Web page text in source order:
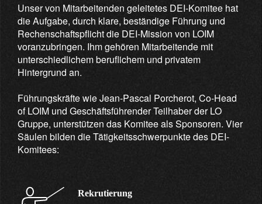
Unser von Mitarbeitenden geleitetes DEI-Komitee hat
die Aufgabe, durch klare, beständige Führung und
Rechenschaftspflicht die DEI-Mission von LOIM
voranzubringen. Ihm gehören Mitarbeitende mit
unterschiedlichem beruflichem und privatem
Hintergrund an.
Führungskräfte wie Jean-Pascal Porcherot, Co-Head
of LOIM und Geschäftsführender Teilhaber der LO
Gruppe, unterstützen das Komitee als Sponsoren. Vier
Säulen bilden die Tätigkeitsschwerpunkte des DEI-
Komitees:
Rekrutierung